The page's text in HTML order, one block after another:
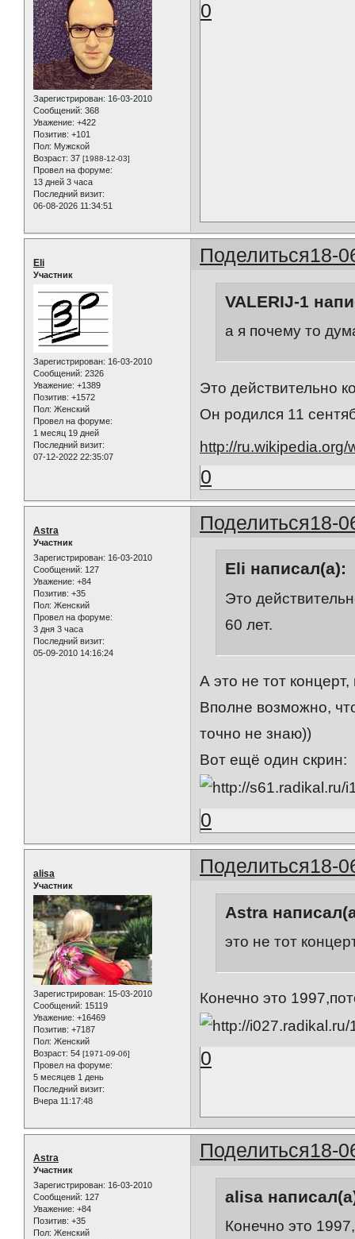
Зарегистрирован: 16-03-2010
Сообщений: 368
Уважение: +422
Позитив: +101
Пол: Мужской
Возраст: 37 [1988-12-03]
Провел на форуме:
13 дней 3 часа
Последний визит:
06-08-2026 11:34:51
0
Поделиться18-
Eli
Участник
Зарегистрирован: 16-03-2010
Сообщений: 2326
Уважение: +1389
Позитив: +1572
Пол: Женский
Провел на форуме:
1 месяц 19 дней
Последний визит:
07-12-2022 22:35:07
VALERIJ-1
а я почему то
Это действительно
Он родился 11
http://ru.wikipedia.org/
0
Поделиться18-
Astra
Участник
Зарегистрирован: 16-03-2010
Сообщений: 127
Уважение: +84
Позитив: +35
Пол: Женский
Провел на форуме:
3 дня 3 часа
Последний визит:
05-09-2010 14:16:24
Eli написал(а):
Это
60 лет.
А это не тот
Вполне возможно,
точно не знаю))
Вот ещё один скрин:
0
Поделиться18-
alisa
Участник
Зарегистрирован: 15-03-2010
Сообщений: 15119
Уважение: +16469
Позитив: +7187
Пол: Женский
Возраст: 54 [1971-09-06]
Провел на форуме:
5 месяцев 1 день
Последний визит:
Вчера 11:17:48
Astra
это не тот
Конечно это
0
Поделиться18-
Astra
Участник
Зарегистрирован: 16-03-2010
Сообщений: 127
Уважение: +84
Позитив: +35
Пол: Женский
alisa
Конечно это